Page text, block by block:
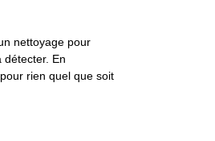
nettoyage pour
En
rien quel que soit